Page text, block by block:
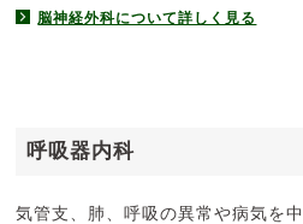
脳神経外科について詳しく見る
呼吸器内科
気管支、肺、呼吸の異常や病気を